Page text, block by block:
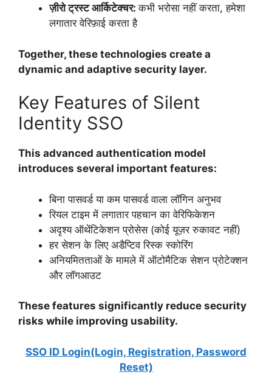
ज़ीरो ट्रस्ट आर्किटेक्चर:कभी भरोसा नहीं करता, हमेशा
लगातार वेरिफ़ाई करता है
Together, these technologies create a
dynamic and adaptive security layer.
Key Features of Silent
Identity SSO
This advanced authentication model
introduces several important features:
बिना पासवर्ड या कम पासवर्ड वाला लॉगिन अनुभव
रियल टाइम में लगातार पहचान का वेरिफिकेशन
अदृश्य ऑथेंटिकेशन प्रोसेस (कोई यूज़र रुकावट नहीं)
हर सेशन के लिए अडैप्टिव रिस्क स्कोरिंग
अनियमितताओं के मामले में ऑटोमैटिक सेशन प्रोटेक्शन
और लॉगआउट
These features significantly reduce security
risks while improving usability.
SSO ID Login(Login, Registration, Password
Reset)